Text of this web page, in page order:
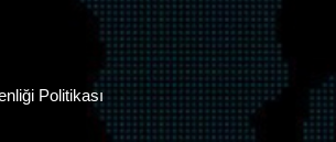
Politikası